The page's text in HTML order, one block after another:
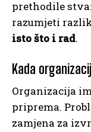
prethodile
razumjeti
isto što i rad.
Kada
Organizacija
priprema.
zamjena za